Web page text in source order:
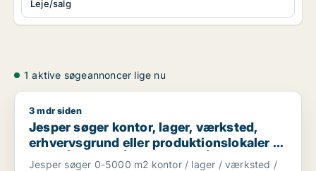
Leje/salg
1 aktive søgeannoncer lige nu
Jesper søger kontor, lager, værksted, erhvervsgrund eller
3 mdr siden
Jesper søger kontor, lager, værksted,
erhvervsgrund eller produktionslokaler til
salg i Århus C, Århus N eller Århus V m.fl.
Jesper søger 0-5000 m2 kontor / lager / værksted /